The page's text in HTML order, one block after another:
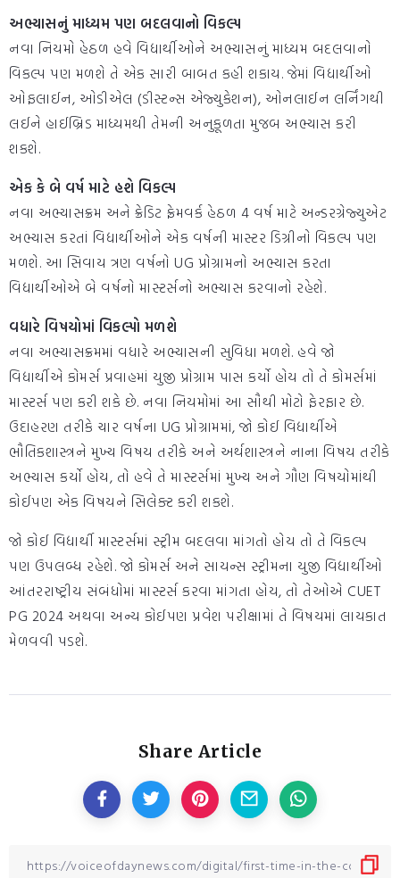
અભ્યાસનું માધ્યમ પણ બદલવાનો વિકલ્પ
નવા નિયમો હેઠળ હવે વિદ્યાર્થીઓને અભ્યાસનું માધ્યમ બદલવાનો
વિકલ્પ પણ મળશે તે એક સારી બાબત કહી શકાય. જેમાં વિદ્યાર્થીઓ
ઓફલાઈન, ઓડીએલ (ડીસ્ટન્સ એજ્યુકેશન), ઓનલાઈન લર્નિંગથી
લઈને હાઈબ્રિડ માધ્યમથી તેમની અનુકૂળતા મુજબ અભ્યાસ કરી
શકશે.
એક કે બે વર્ષ માટે હશે વિકલ્પ
નવા અભ્યાસક્રમ અને ક્રેડિટ ફ્રેમવર્ક હેઠળ 4 વર્ષ માટે અન્ડરગ્રેજ્યુએટ
અભ્યાસ કરતાં વિદ્યાર્થીઓને એક વર્ષની માસ્ટર ડિગ્રીનો વિકલ્પ પણ
મળશે. આ સિવાય ત્રણ વર્ષનો UG પ્રોગ્રામનો અભ્યાસ કરતા
વિદ્યાર્થીઓએ બે વર્ષનો માસ્ટર્સનો અભ્યાસ કરવાનો રહેશે.
વધારે વિષયોમાં વિકલ્પો મળશે
નવા અભ્યાસક્રમમાં વધારે અભ્યાસની સુવિધા મળશે. હવે જો
વિદ્યાર્થીએ કોમર્સ પ્રવાહમાં યુજી પ્રોગ્રામ પાસ કર્યો હોય તો તે કોમર્સમાં
માસ્ટર્સ પણ કરી શકે છે. નવા નિયમોમાં આ સૌથી મોટો ફેરફાર છે.
ઉદાહરણ તરીકે ચાર વર્ષના UG પ્રોગ્રામમાં, જો કોઈ વિદ્યાર્થીએ
ભૌતિકશાસ્ત્રને મુખ્ય વિષય તરીકે અને અર્થશાસ્ત્રને નાના વિષય તરીકે
અભ્યાસ કર્યો હોય, તો હવે તે માસ્ટર્સમાં મુખ્ય અને ગૌણ વિષયોમાંથી
કોઈપણ એક વિષયને સિલેક્ટ કરી શકશે.
જો કોઈ વિદ્યાર્થી માસ્ટર્સમાં સ્ટ્રીમ બદલવા માંગતો હોય તો તે વિકલ્પ
પણ ઉપલબ્ધ રહેશે. જો કોમર્સ અને સાયન્સ સ્ટ્રીમના યુજી વિદ્યાર્થીઓ
આંતરરાષ્ટ્રીય સંબંધોમાં માસ્ટર્સ કરવા માંગતા હોય, તો તેઓએ CUET
PG 2024 અથવા અન્ય કોઈપણ પ્રવેશ પરીક્ષામાં તે વિષયમાં લાયકાત
મેળવવી પડશે.
Share Article